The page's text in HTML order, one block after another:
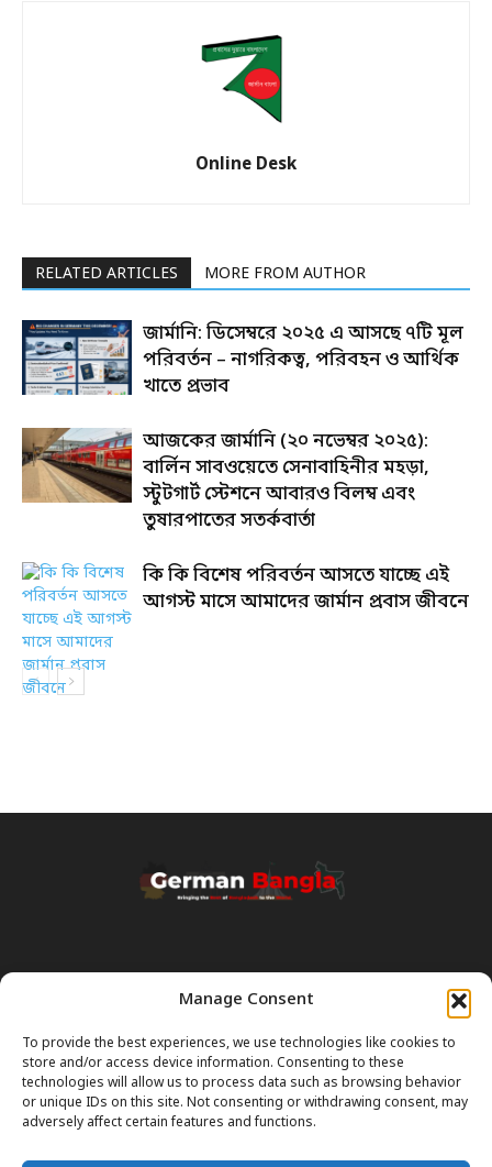
Manage Consent
To provide the best experiences, we use technologies like cookies to
store and/or access device information. Consenting to these
technologies will allow us to process data such as browsing behavior
or unique IDs on this site. Not consenting or withdrawing consent, may
adversely affect certain features and functions.
Online Desk
RELATED ARTICLES MORE FROM AUTHOR
জার্মানি: ডিসেম্বরে ২০২৫ এ আসছে ৭টি মূল
পরিবর্তন – নাগরিকত্ব, পরিবহন ও আর্থিক
খাতে প্রভাব
আজকের জার্মানি (২০ নভেম্বর ২০২৫):
বার্লিন সাবওয়েতে সেনাবাহিনীর মহড়া,
স্টুটগার্ট স্টেশনে আবারও বিলম্ব এবং
তুষারপাতের সতর্কবার্তা
কি কি বিশেষ পরিবর্তন আসতে যাচ্ছে এই
আগস্ট মাসে আমাদের জার্মান প্রবাস জীবনে
Transparency & Disclaimer:
Some content and images on this site are generated with the
assistance of Artificial Intelligence (AI). While we strive for accuracy, AI
can occasionally produce incorrect or outdated information.
Please Note:The content on GermanBangla.com is intended solely